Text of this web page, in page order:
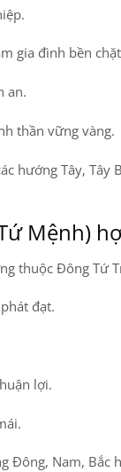
gia đình bền
an.
thần vững vàng.
hướng Tây, Tây
Mệnh)
thuộc Đông Tứ
đạt.
lợi.
Đông, Nam, Bắc